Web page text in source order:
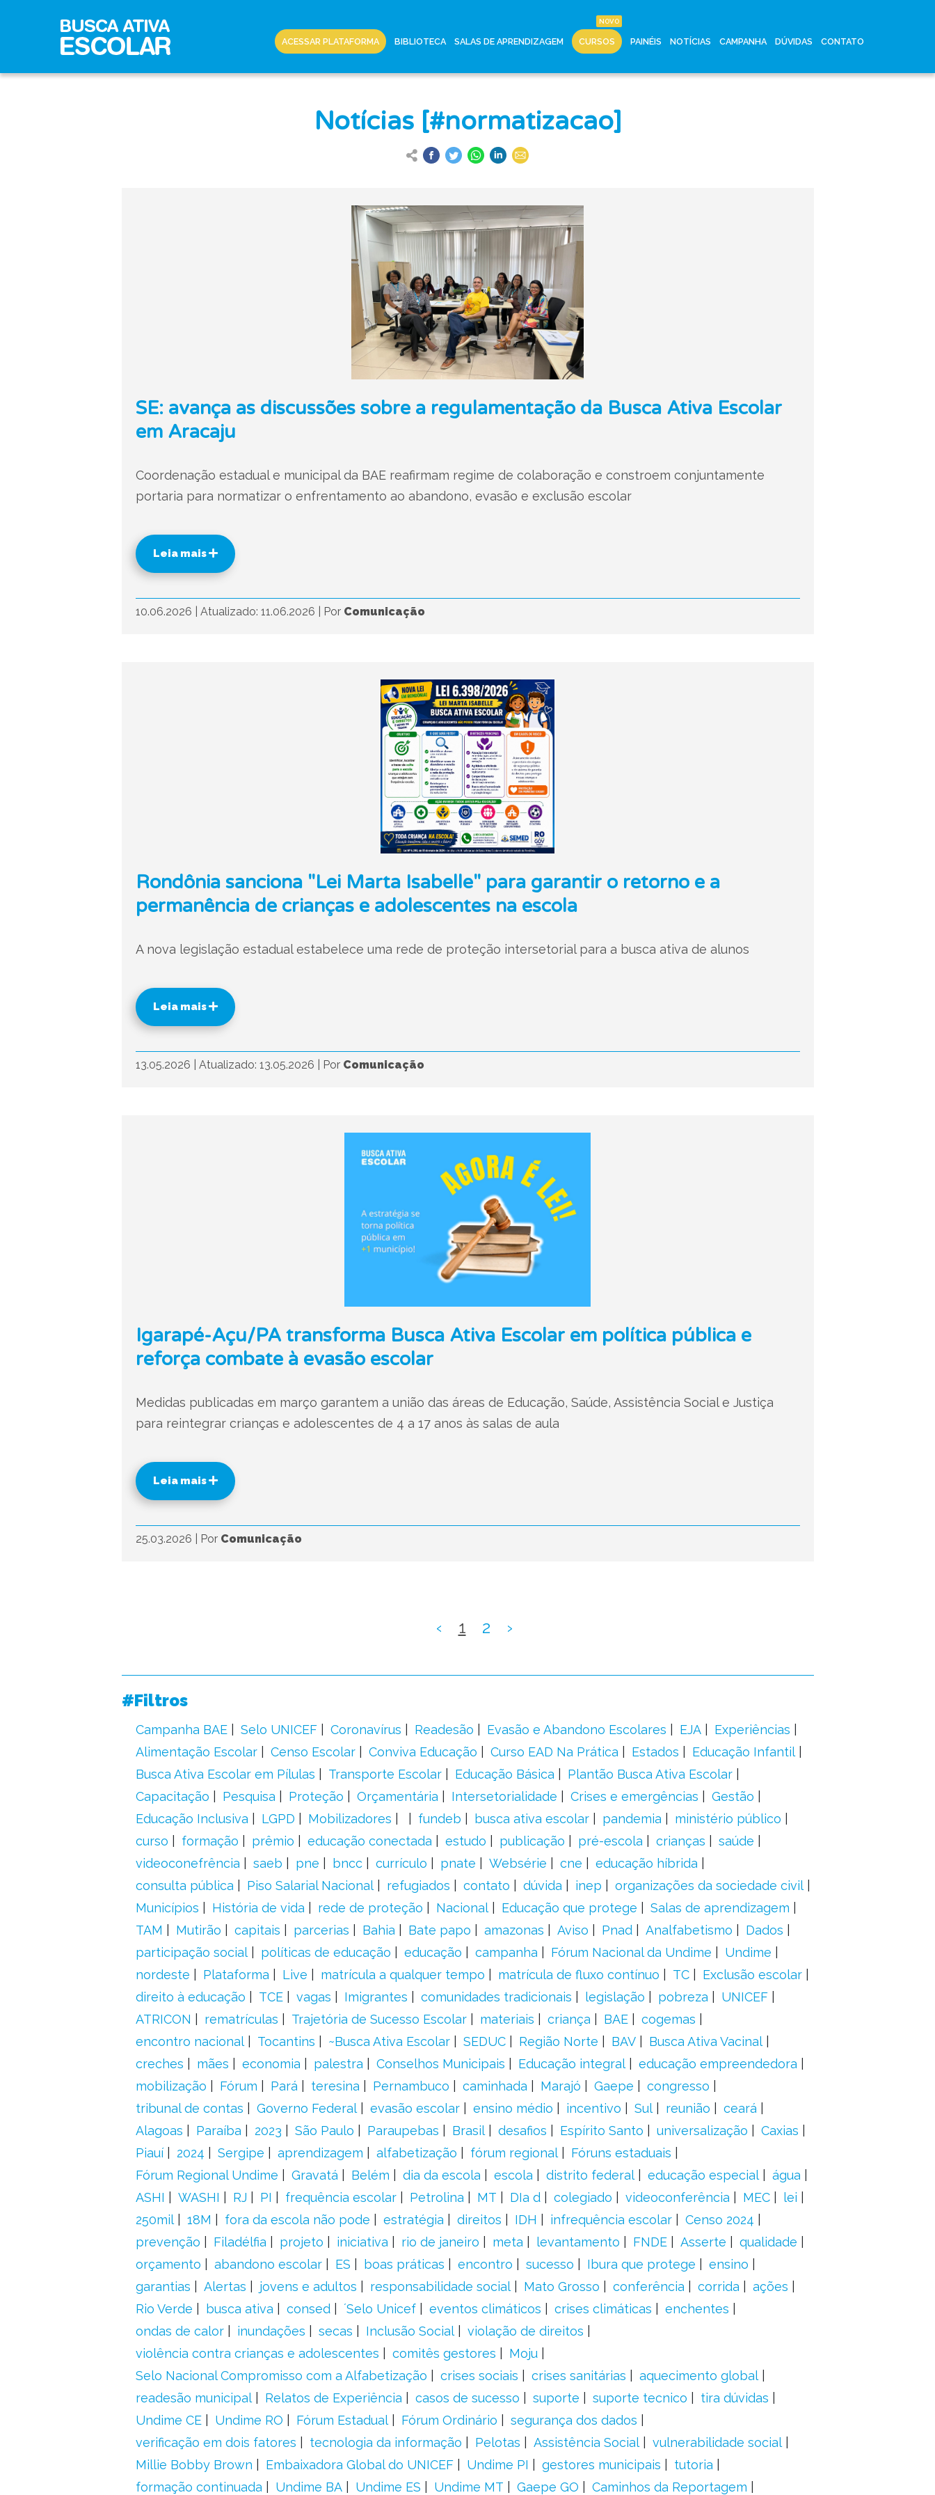
ACESSAR PLATAFORMA BIBLIOTECA SALAS DE APRENDIZAGEM CURSOS PAINÉIS NOTÍCIAS CAMPANHA DÚVIDAS CONTATO
Notícias [#normatizacao]
SE: avança as discussões sobre a regulamentação da Busca Ativa Escolar
em Aracaju
Coordenação estadual e municipal da BAE reafirmam regime de colaboração e constroem conjuntamente
portaria para normatizar o enfrentamento ao abandono, evasão e exclusão escolar
Leia mais
10.06.2026 Atualizado: 11.06.2026 Por Comunicação
Rondônia sanciona "Lei Marta Isabelle" para garantir o retorno e a
permanência de crianças e adolescentes na escola
A nova legislação estadual estabelece uma rede de proteção intersetorial para a busca ativa de alunos
Leia mais
13.05.2026 Atualizado: 13.05.2026 Por Comunicação
Igarapé-Açu/PA transforma Busca Ativa Escolar em política pública e
reforça combate à evasão escolar
Medidas publicadas em março garantem a união das áreas de Educação, Saúde, Assistência Social e Justiça
para reintegrar crianças e adolescentes de 4 a 17 anos às salas de aula
Leia mais
25.03.2026 Por Comunicação
‹ 1 2 ›
#Filtros
Campanha BAE Selo UNICEF Coronavírus Readesão Evasão e Abandono Escolares EJA
Experiências
Alimentação Escolar
Censo Escolar Conviva Educação Curso EAD Na Prática Estados
Educação Infantil
Busca Ativa Escolar em Pílulas
Transporte Escolar Educação Básica
Plantão Busca Ativa Escolar
Capacitação
Pesquisa Proteção Orçamentária Intersetorialidade Crises e emergências
Gestão
Educação Inclusiva
LGPD Mobilizadores fundeb busca ativa escolar pandemia
ministério público
curso
formação prêmio educação conectada estudo publicação pré-escola crianças
saúde
videoconefrência
saeb pne bncc currículo pnate Websérie cne
educação híbrida
consulta pública
Piso Salarial Nacional refugiados contato dúvida inep
organizações da sociedade civil
Municípios
História de vida rede de proteção Nacional Educação que protege
Salas de aprendizagem
TAM
Mutirão capitais parcerias Bahia Bate papo amazonas Aviso Pnad Analfabetismo
Dados
participação social
políticas de educação educação campanha Fórum Nacional da Undime
Undime
nordeste
Plataforma Live matrícula a qualquer tempo matrícula de fluxo contínuo TC
Exclusão escolar
direito à educação
TCE vagas Imigrantes comunidades tradicionais legislação pobreza
UNICEF
ATRICON
rematrículas Trajetória de Sucesso Escolar materiais criança BAE
cogemas
encontro nacional
Tocantins ~Busca Ativa Escolar SEDUC Região Norte BAV
Busca Ativa Vacinal
creches
mães economia palestra Conselhos Municipais Educação integral
educação empreendedora
mobilização
Fórum Pará teresina Pernambuco caminhada Marajó Gaepe
congresso
tribunal de contas
Governo Federal evasão escolar ensino médio incentivo Sul reunião
ceará
Alagoas
Paraíba 2023 São Paulo Paraupebas Brasil desafios Espírito Santo universalização
Caxias
Piauí
2024 Sergipe aprendizagem alfabetização fórum regional
Fóruns estaduais
Fórum Regional Undime
Gravatá Belém dia da escola escola distrito federal educação especial
água
ASHI
WASHI RJ PI frequência escolar Petrolina MT DIa d colegiado videoconferência MEC
lei
250mil
18M fora da escola não pode estratégia direitos IDH infrequência escolar
Censo 2024
prevenção
Filadélfia projeto iniciativa rio de janeiro meta levantamento FNDE Asserte
qualidade
orçamento
abandono escolar ES boas práticas encontro sucesso Ibura que protege
ensino
garantias
Alertas jovens e adultos responsabilidade social Mato Grosso conferência corrida
ações
Rio Verde
busca ativa consed ´Selo Unicef eventos climáticos crises climáticas
enchentes
ondas de calor
inundações secas Inclusão Social
violação de direitos
violência contra crianças e adolescentes
comitês gestores
Moju
Selo Nacional Compromisso com a Alfabetização
crises sociais crises sanitárias
aquecimento global
readesão municipal
Relatos de Experiência casos de sucesso suporte suporte tecnico
tira dúvidas
Undime CE
Undime RO Fórum Estadual Fórum Ordinário
segurança dos dados
verificação em dois fatores
tecnologia da informação Pelotas Assistência Social
vulnerabilidade social
Millie Bobby Brown
Embaixadora Global do UNICEF Undime PI gestores municipais
tutoria
formação continuada
Undime BA Undime ES Undime MT Gaepe GO Caminhos da Reportagem